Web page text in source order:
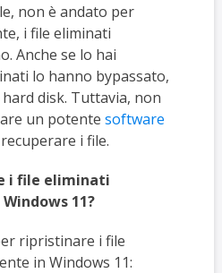
non è andato per
i file eliminati
Anche se lo hai
lo hanno bypassato,
disk. Tuttavia, non
un potente software
i file.
i file eliminati
11?
ripristinare i file
in Windows 11: